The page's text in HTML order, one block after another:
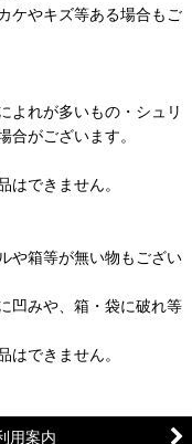
ケやキズ等ある場合もご
よれが多いもの・シュリ
合がございます。
はできません。
や箱等が無い物もござい
凹みや、箱・袋に破れ等
できません。
用案内